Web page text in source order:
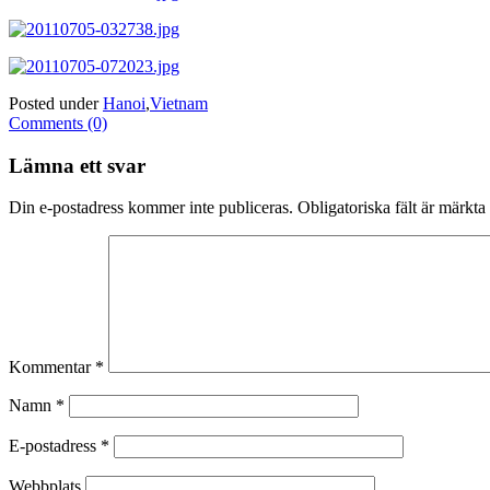
Posted underHanoi,Vietnam
Comments (0)
Lämna ett svar
Din e-postadress kommer inte publiceras. Obligatoriska fält är märkta
Kommentar *
Namn *
E-postadress *